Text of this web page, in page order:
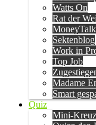
Watts On
Rat der
Sektenblog
Work in
Top Job
Madame
Smart
Quiz
Mini-